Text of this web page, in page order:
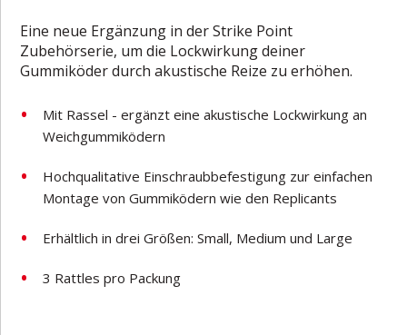
Eine neue Ergänzung in der Strike Point
Zubehörserie, um die Lockwirkung deiner
Gummiköder durch akustische Reize zu erhöhen.
Mit Rassel - ergänzt eine akustische Lockwirkung an
Weichgummiködern
Hochqualitative Einschraubbefestigung zur einfachen
Montage von Gummiködern wie den Replicants
Erhältlich in drei Größen: Small, Medium und Large
3 Rattles pro Packung